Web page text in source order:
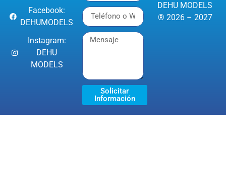
Facebook:
DEHUMODELS
Instagram:
DEHU
MODELS
Solicitar
Información
DEHU MODELS
® 2026 – 2027